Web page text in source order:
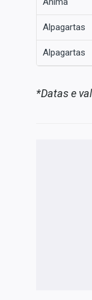
Alpagartas
Alpagartas
*Datas e